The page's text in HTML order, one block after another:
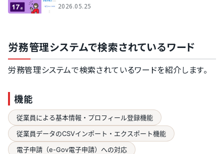
2026.05.25
労務管理システムで検索されているワード
労務管理システムで検索されているワードを紹介します。
機能
従業員による基本情報・プロフィール登録機能
従業員データのCSVインポート・エクスポート機能
電子申請（e-Gov電子申請）への対応